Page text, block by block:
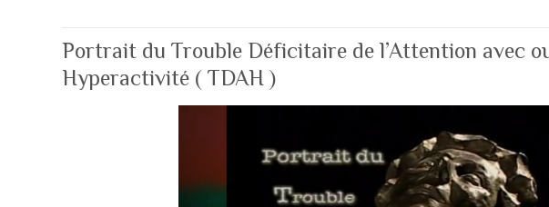
Portrait du Trouble Déficitaire de l’Attention avec
Hyperactivité ( TDAH )